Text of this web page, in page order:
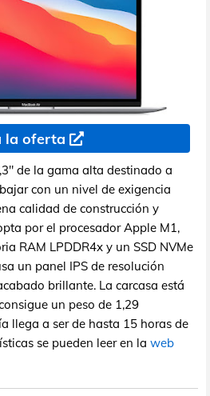
la oferta
de la gama alta destinado a
con un nivel de exigencia
calidad de construcción y
por el procesador Apple M1,
RAM LPDDR4x y un SSD NVMe
un panel IPS de resolución
brillante. La carcasa está
un peso de 1,29
llega a ser de hasta 15 horas de
se pueden leer en la web